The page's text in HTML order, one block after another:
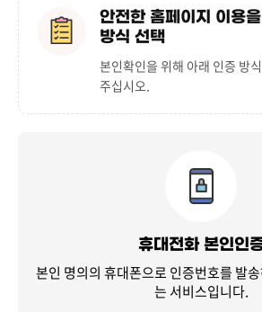
안전한 홈페이지 이용
방식 선택
본인확인을 위해 아래 인증 방
주십시오.
휴대전화 본인인
본인 명의의 휴대폰으로 인증번호를 발
는 서비스입니다.